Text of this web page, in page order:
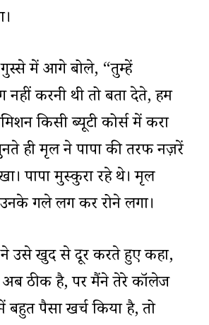
गुस्से में आगे बोले, “तुम्हें
नहीं करनी थी तो बता देते, हम
किसी ब्यूटी कोर्स में करा
ही मृदुल ने पापा की तरफ नज़रें
पापा मुस्कुरा रहे थे। मृदुल
गले लग कर रोने लगा।
ने उसे खुद से दूर करते हुए कहा,
ठीक है, पर मैंने तेरे कॉलेज
बहुत पैसा खर्च किया है, तो